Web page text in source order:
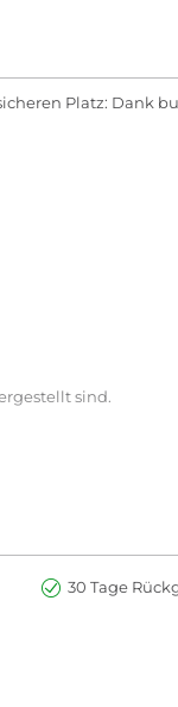
Platz: Dank
sind.
30 Tage